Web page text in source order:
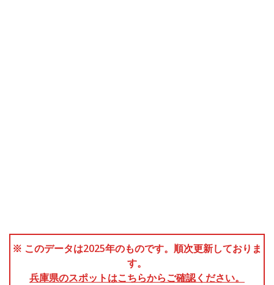
※ このデータは2025年のものです。順次更新しておりま
す。
兵庫県のスポットはこちらからご確認ください。